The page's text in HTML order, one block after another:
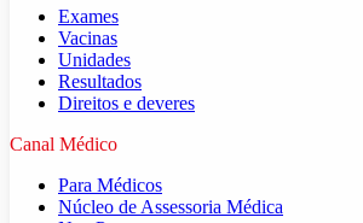
Exames
Vacinas
Unidades
Resultados
Direitos e deveres
Canal Médico
Para Médicos
Núcleo de Assessoria Médica